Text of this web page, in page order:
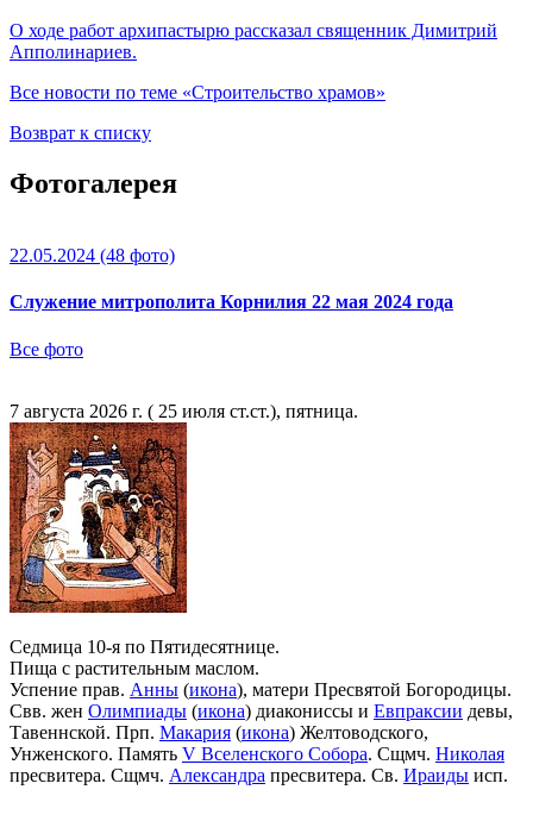
О ходе работ архипастырю рассказал священник Димитрий
Апполинариев.
Все новости по теме «Строительство храмов»
Возврат к списку
Фотогалерея
22.05.2024 (48 фото)
Служение митрополита Корнилия 22 мая 2024 года
Все фото
7 августа 2026 г. ( 25 июля ст.ст.), пятница.
Седмица 10-я по Пятидесятнице.
Пища с растительным маслом.
Успение прав. Анны (икона), матери Пресвятой Богородицы.
Свв. жен Олимпиады (икона) диакониссы и Евпраксии девы,
Тавеннской. Прп. Макария (икона) Желтоводского,
Унженского. Память V Вселенского Собора. Сщмч. Николая
пресвитера. Сщмч. Александра пресвитера. Св. Ираиды исп.